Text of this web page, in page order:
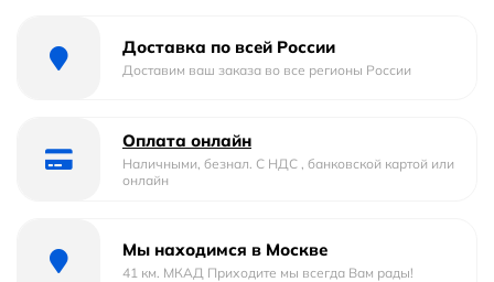
Материал полотна двери стекло
Толщина полотна двери, мм 6
Форма прямоугольная
Доставка по всей России
Доставим ваш заказа во все регионы России
Оплата онлайн
Наличными, безнал. С НДС , банковской картой или
онлайн
Мы находимся в Москве
41 км. МКАД Приходите мы всегда Вам рады!